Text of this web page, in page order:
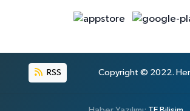
RSS Copyright © 2022. Her